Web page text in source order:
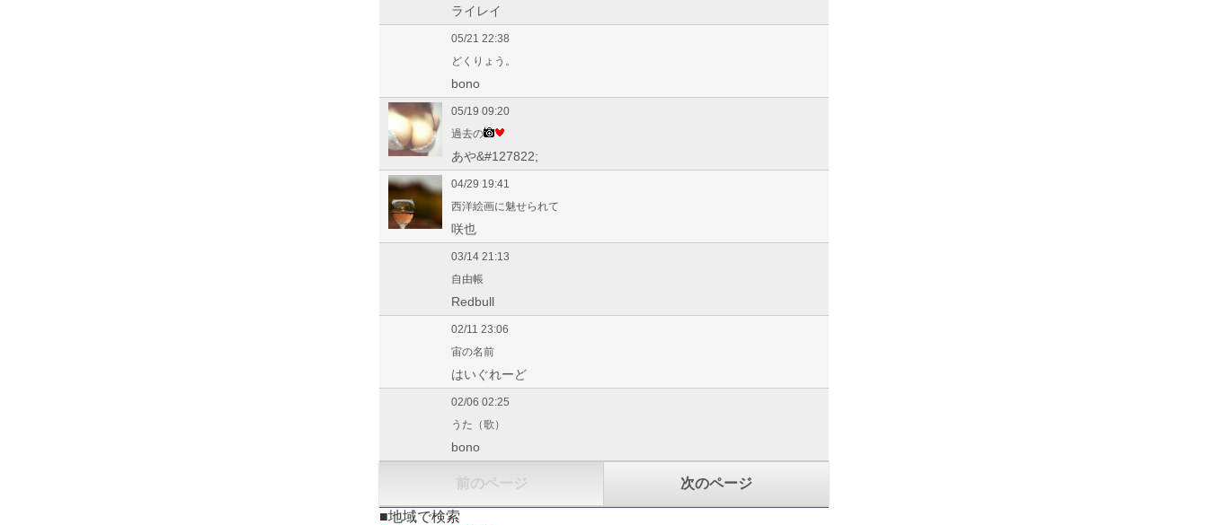
ライレイ
05/21 22:38
どくりょう。
bono
05/19 09:20
過去の
あや&#127822;
04/29 19:41
西洋絵画に魅せられて
咲也
03/14 21:13
自由帳
Redbull
02/11 23:06
宙の名前
はいぐれーど
02/06 02:25
うた（歌）
bono
前のページ 次のページ
■地域で検索